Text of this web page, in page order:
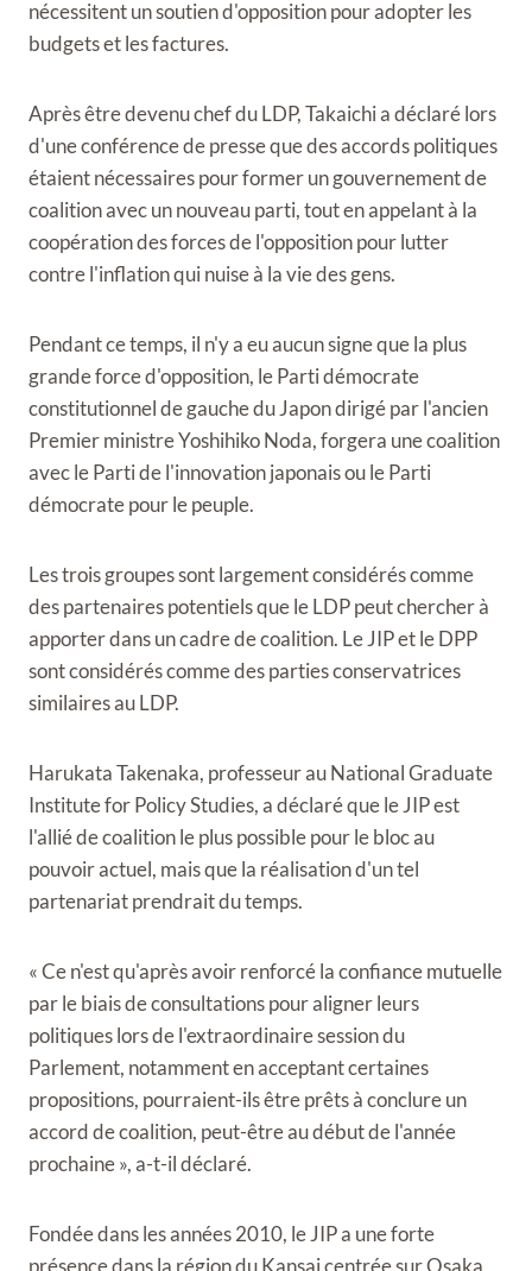
nécessitent un soutien d'opposition pour adopter les
budgets et les factures.
Après être devenu chef du LDP, Takaichi a déclaré lors
d'une conférence de presse que des accords politiques
étaient nécessaires pour former un gouvernement de
coalition avec un nouveau parti, tout en appelant à la
coopération des forces de l'opposition pour lutter
contre l'inflation qui nuise à la vie des gens.
Pendant ce temps, il n'y a eu aucun signe que la plus
grande force d'opposition, le Parti démocrate
constitutionnel de gauche du Japon dirigé par l'ancien
Premier ministre Yoshihiko Noda, forgera une coalition
avec le Parti de l'innovation japonais ou le Parti
démocrate pour le peuple.
Les trois groupes sont largement considérés comme
des partenaires potentiels que le LDP peut chercher à
apporter dans un cadre de coalition. Le JIP et le DPP
sont considérés comme des parties conservatrices
similaires au LDP.
Harukata Takenaka, professeur au National Graduate
Institute for Policy Studies, a déclaré que le JIP est
l'allié de coalition le plus possible pour le bloc au
pouvoir actuel, mais que la réalisation d'un tel
partenariat prendrait du temps.
« Ce n'est qu'après avoir renforcé la confiance mutuelle
par le biais de consultations pour aligner leurs
politiques lors de l'extraordinaire session du
Parlement, notamment en acceptant certaines
propositions, pourraient-ils être prêts à conclure un
accord de coalition, peut-être au début de l'année
prochaine », a-t-il déclaré.
Fondée dans les années 2010, le JIP a une forte
présence dans la région du Kansai centrée sur Osaka